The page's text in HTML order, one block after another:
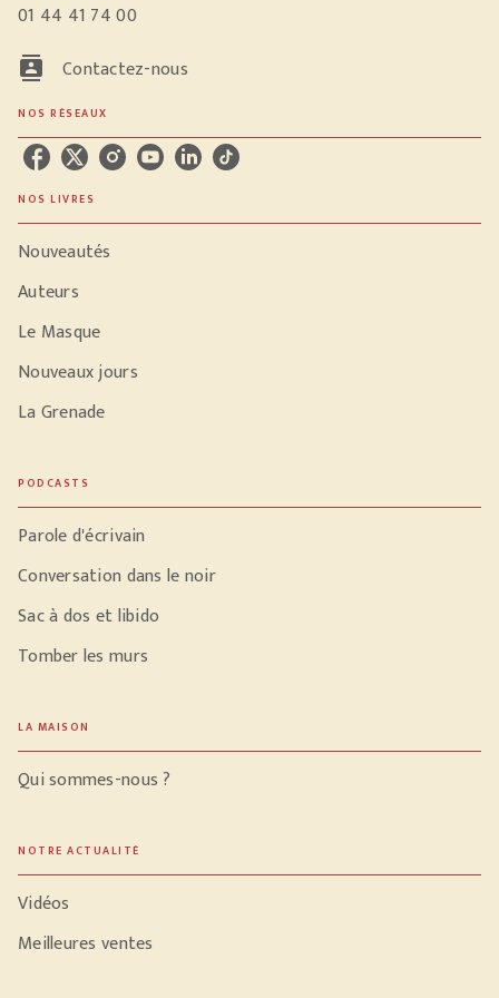
01 44 41 74 00
contacts Contactez-nous
NOS RÉSEAUX
NOS LIVRES
Nouveautés
Auteurs
Le Masque
Nouveaux jours
La Grenade
PODCASTS
Parole d'écrivain
Conversation dans le noir
Sac à dos et libido
Tomber les murs
LA MAISON
Qui sommes-nous ?
NOTRE ACTUALITÉ
Vidéos
Meilleures ventes